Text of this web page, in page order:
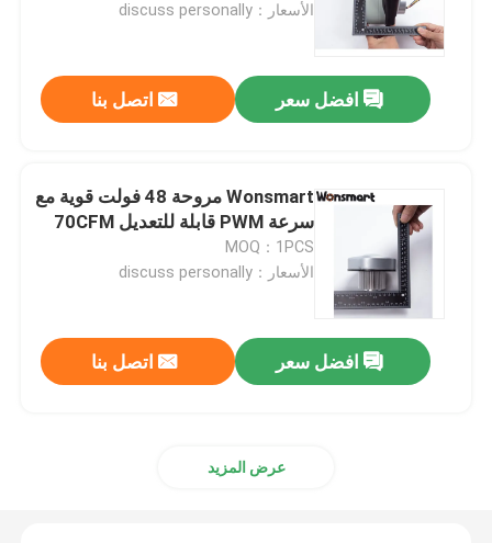
الأسعار：discuss personally
افضل سعر اتصل بنا
Wonsmart مروحة 48 فولت قوية مع
سرعة PWM قابلة للتعديل 70CFM
MOQ：1PCS
الأسعار：discuss personally
افضل سعر اتصل بنا
عرض المزيد